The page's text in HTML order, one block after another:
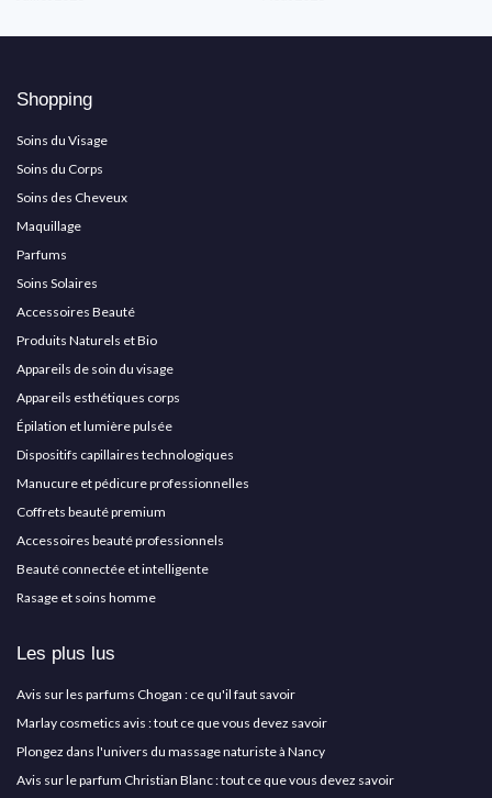
Shopping
Soins du Visage
Soins du Corps
Soins des Cheveux
Maquillage
Parfums
Soins Solaires
Accessoires Beauté
Produits Naturels et Bio
Appareils de soin du visage
Appareils esthétiques corps
Épilation et lumière pulsée
Dispositifs capillaires technologiques
Manucure et pédicure professionnelles
Coffrets beauté premium
Accessoires beauté professionnels
Beauté connectée et intelligente
Rasage et soins homme
Les plus lus
Avis sur les parfums Chogan : ce qu'il faut savoir
Marlay cosmetics avis : tout ce que vous devez savoir
Plongez dans l'univers du massage naturiste à Nancy
Avis sur le parfum Christian Blanc : tout ce que vous devez savoir